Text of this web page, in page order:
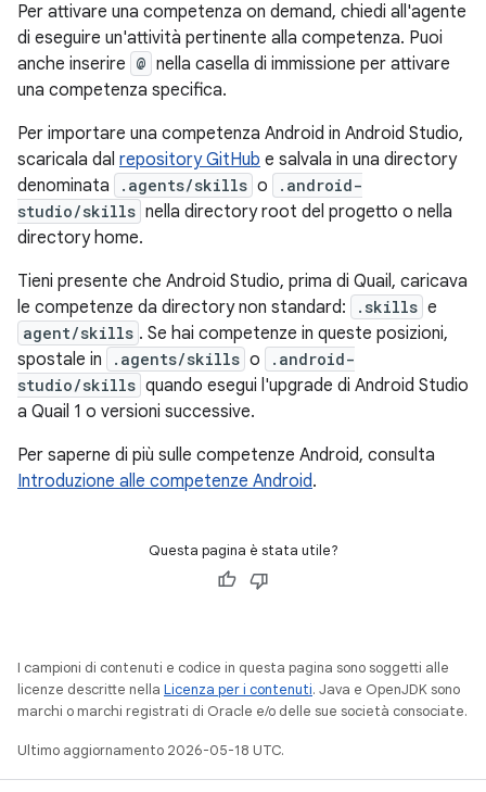
Per attivare una competenza on demand, chiedi all'agente
di eseguire un'attività pertinente alla competenza. Puoi
anche inserire @ nella casella di immissione per attivare
una competenza specifica.
Per importare una competenza Android in Android Studio,
scaricala dal repository GitHub e salvala in una directory
denominata
.agents/skills o
.android-
studio/skills nella directory root del progetto o nella
directory home.
Tieni presente che Android Studio, prima di Quail, caricava
le competenze da directory non standard:
.skills e
agent/skills . Se hai competenze in queste posizioni,
spostale in
.agents/skills o
.android-
studio/skills quando esegui l'upgrade di Android Studio
a Quail 1 o versioni successive.
Per saperne di più sulle competenze Android, consulta
Introduzione alle competenze Android.
Questa pagina è stata utile?
I campioni di contenuti e codice in questa pagina sono soggetti alle
licenze descritte nella Licenza per i contenuti. Java e OpenJDK sono
marchi o marchi registrati di Oracle e/o delle sue società consociate.
Ultimo aggiornamento 2026-05-18 UTC.